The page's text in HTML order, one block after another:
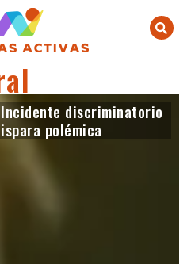
discriminatorio
polémica